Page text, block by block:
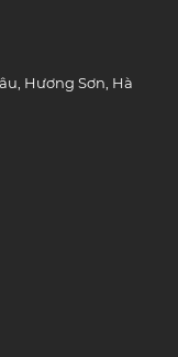
Hương Sơn, Hà